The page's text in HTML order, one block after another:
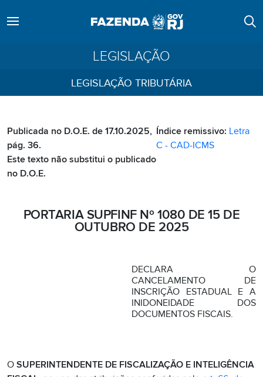
LEGISLAÇÃO
LEGISLAÇÃO TRIBUTÁRIA
Publicada no D.O.E. de 17.10.2025,
pág. 36.
Este texto não substitui o publicado
no D.O.E.
Índice remissivo: Letra
C - CAD-ICMS
PORTARIA SUPFINF Nº 1080 DE 15 DE
OUTUBRO DE 2025
DECLARA O
CANCELAMENTO DE
INSCRIÇÃO ESTADUAL E A
INIDONEIDADE DOS
DOCUMENTOS FISCAIS.
O SUPERINTENDENTE DE FISCALIZAÇÃO E INTELIGÊNCIA